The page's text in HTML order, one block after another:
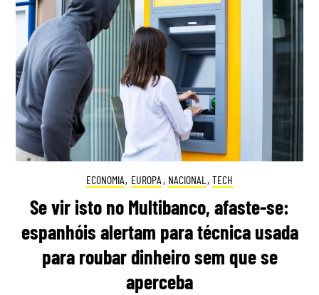
ECONOMIA, EUROPA , NACIONAL , TECH
Se vir isto no Multibanco, afaste-se:
espanhóis alertam para técnica usada
para roubar dinheiro sem que se
aperceba